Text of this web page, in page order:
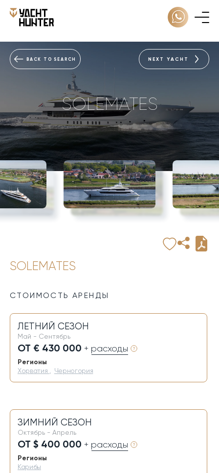
BACK TO SEARCH NEXT YACHT
SOLEMATES
SOLEMATES
СТОИМОСТЬ АРЕНДЫ
ЛЕТНИЙ СЕЗОН
Май - Сентябрь
ОТ € 430 000 + расходы
Регионы
Хорватия Черногория
ЗИМНИЙ СЕЗОН
Октябрь - Апрель
ОТ $ 400 000 + расходы
Регионы
Карибы